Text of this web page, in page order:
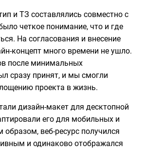
и ТЗ составлялись совместно с
четкое понимание, что и где
На согласования и внесение
концепт много времени не ушло.
после минимальных
сразу принят, и мы смогли
проекта в жизнь.
дизайн-макет для десктопной
его для мобильных и
веб-ресурс получился
и одинаково отображался